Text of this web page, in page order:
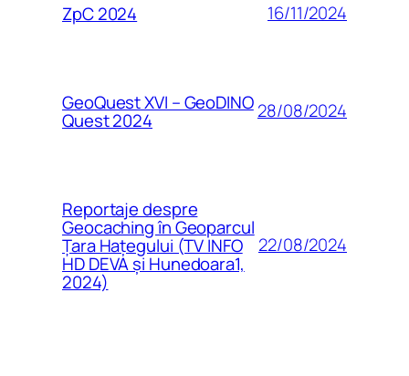
ZpC 2024 16/11/2024
GeoQuest XVI – GeoDINO
Quest 2024 28/08/2024
Reportaje despre
Geocaching în Geoparcul
Țara Hațegului (TV INFO
HD DEVA și Hunedoara1,
2024)
22/08/2024